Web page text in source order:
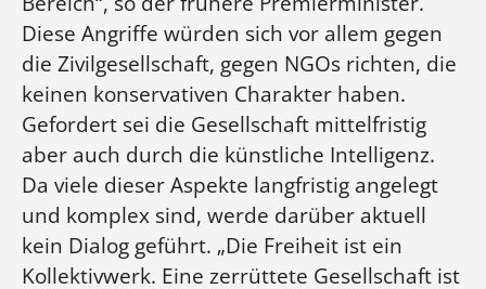
Diese Angriffe würden sich vor allem gegen
die Zivilgesellschaft, gegen NGOs richten, die
keinen konservativen Charakter haben.
Gefordert sei die Gesellschaft mittelfristig
aber auch durch die künstliche Intelligenz.
Da viele dieser Aspekte langfristig angelegt
und komplex sind, werde darüber aktuell
kein Dialog geführt. „Die Freiheit ist ein
Kollektivwerk. Eine zerrüttete Gesellschaft ist